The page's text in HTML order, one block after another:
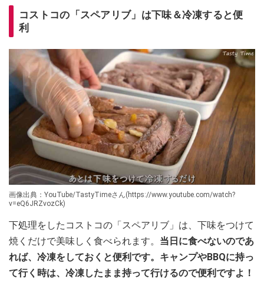
コストコの「スペアリブ」は下味＆冷凍すると便
利
画像出典：YouTube/TastyTimeさん(https://www.youtube.com/watch?
v=eQ6JRZvozCk)
下処理をしたコストコの「スペアリブ」は、下味をつけて
焼くだけで美味しく食べられます。 当日に食べないのであ
れば、冷凍をしておくと便利です。キャンプやBBQに持っ
て行く時は、冷凍したまま持って行けるので便利ですよ！